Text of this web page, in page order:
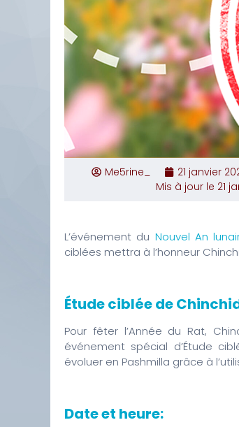
Me5rine_ 21 janvier
Mis à jour le 21
L’événement du Nouvel An
ciblées mettra à l’honneur
Étude ciblée de
Pour fêter l’Année du Rat,
événement spécial d’Étude
évoluer en Pashmilla grâce à
Date et heure: